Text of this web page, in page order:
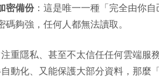
密備份：這是唯一一種「完全由你
碼夠強，任何人都無法讀取。
重隱私、甚至不太信任任何雲端服
動化、又能保護大部分資料，那麼